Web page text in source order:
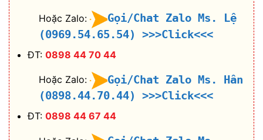
Hoặc Zalo:
Gọi/Chat Zalo Ms. Lệ
(0969.54.65.54)
>>>Click<<<
ĐT: 0898 44 70 44
Hoặc Zalo:
Gọi/Chat Zalo Ms. Hân
(0898.44.70.44)
>>>Click<<<
ĐT: 0898 44 67 44